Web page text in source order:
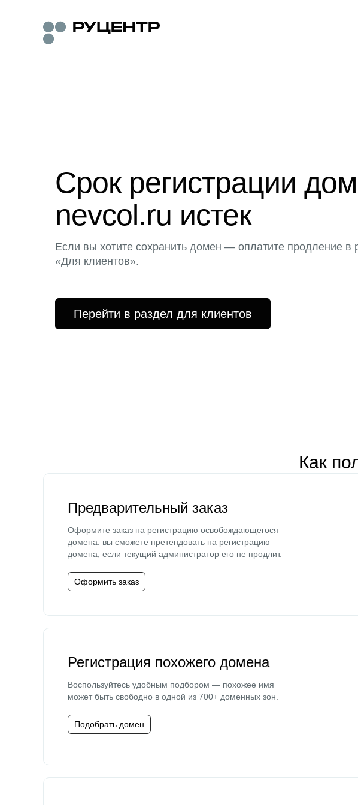
Срок регистрации
nevcol.ru истек
Если вы хотите сохранить домен — оплатите продление в
«Для клиентов».
Перейти в раздел для клиентов
Как
Предварительный заказ
Оформите заказ на регистрацию освобождающегося
домена: вы сможете претендовать на регистрацию
домена, если текущий администратор его не продлит.
Оформить заказ
Регистрация похожего домена
Воспользуйтесь удобным подбором — похожее имя
может быть свободно в одной из 700+ доменных зон.
Подобрать домен